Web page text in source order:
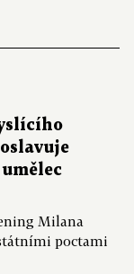
Milana
poctami